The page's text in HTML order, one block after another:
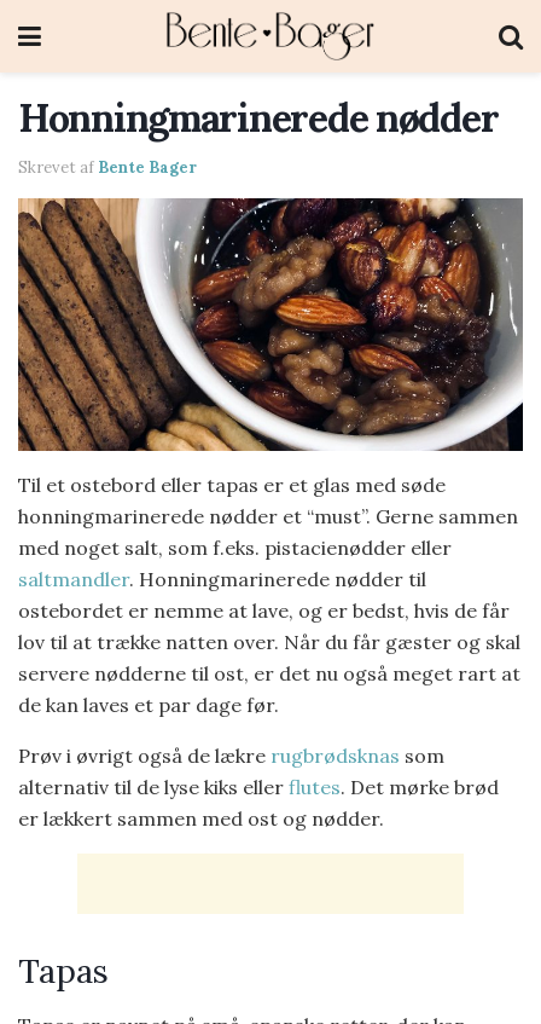
Honningmarinerede nødder
Skrevet af Bente Bager
Til et ostebord eller tapas er et glas med søde
honningmarinerede nødder et “must”. Gerne sammen
med noget salt, som f.eks. pistacienødder eller
saltmandler. Honningmarinerede nødder til
ostebordet er nemme at lave, og er bedst, hvis de får
lov til at trække natten over. Når du får gæster og skal
servere nødderne til ost, er det nu også meget rart at
de kan laves et par dage før.
Prøv i øvrigt også de lækre rugbrødsknas som
alternativ til de lyse kiks eller flutes. Det mørke brød
er lækkert sammen med ost og nødder.
Tapas